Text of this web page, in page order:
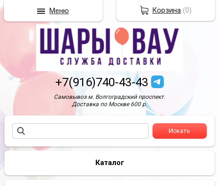
+7(916)740-43-43
Самовывоз м. Волгоградский проспект.
Доставка по Москве 600 р.
Каталог
Корзина (0)
Меню